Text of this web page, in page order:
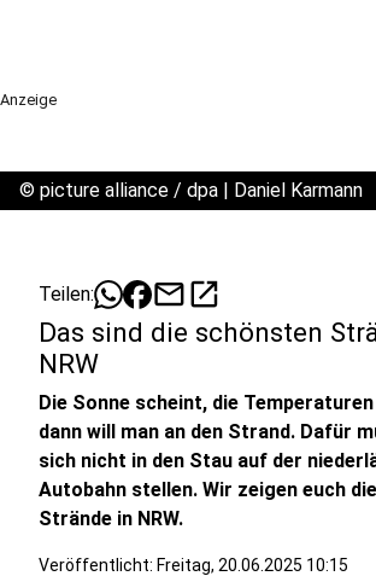
Anzeige
© picture alliance / dpa | Daniel Karmann
Teilen: mailopen_in_new
Das sind die schönsten
NRW
Die Sonne scheint, die
dann will man an den Strand. Dafür
sich nicht in den Stau auf der
Autobahn stellen. Wir zeigen euch
Strände in NRW.
Veröffentlicht: Freitag, 20.06.2025 10:15